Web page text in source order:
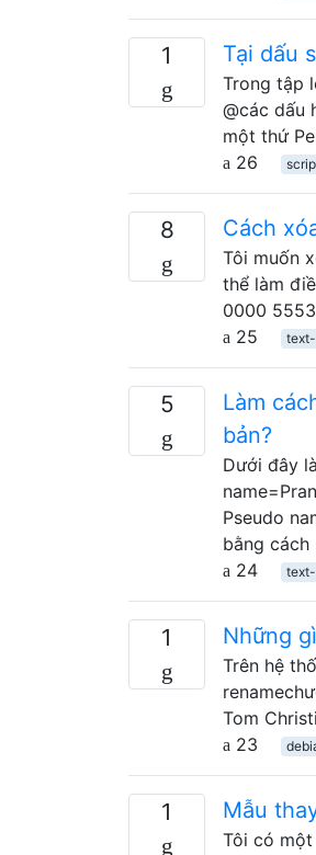
1 Tại dấu
Trong tập
@các dấu
một thứ
26
8 Cách
Tôi muốn
thể làm
0000
25
5
Làm
bản?
Dưới đây
Pseudo
bằng
24
1 Những
Trên hệ
Tom
23
1 Mẫu
Tôi có một